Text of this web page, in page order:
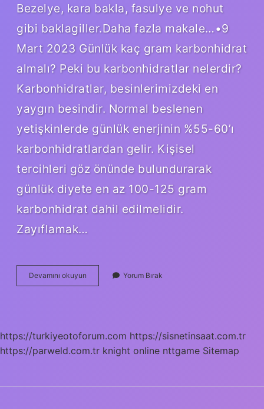
Bezelye, kara bakla, fasulye ve nohut
gibi baklagiller.Daha fazla makale…•9
Mart 2023 Günlük kaç gram karbonhidrat
almalı? Peki bu karbonhidratlar nelerdir?
Karbonhidratlar, besinlerimizdeki en
yaygın besindir. Normal beslenen
yetişkinlerde günlük enerjinin %55-60’ı
karbonhidratlardan gelir. Kişisel
tercihleri ​​göz önünde bulundurarak
günlük diyete en az 100-125 gram
karbonhidrat dahil edilmelidir.
Zayıflamak…
Devamını okuyun
Gr
Yorum Bırak
https://turkiyeotoforum.com https://sisnetinsaat.com.tr
https://parweld.com.tr knight online nttgame Sitemap